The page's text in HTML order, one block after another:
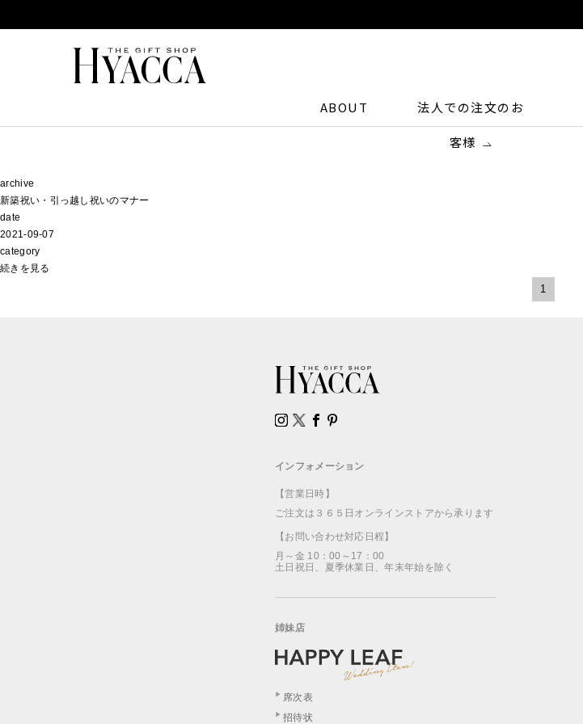
ABOUT 法人での注文のお
客様
archive
新築祝い・引っ越し祝いのマナー
date
2021-09-07
category
続きを見る
1
インフォメーション
【営業日時】
ご注文は３６５日オンラインストアから承ります
【お問い合わせ対応日程】
月～金 10：00～17：00
土日祝日、夏季休業日、年末年始を除く
姉妹店
席次表
招待状